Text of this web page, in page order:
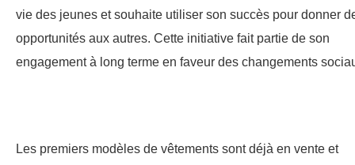
vie des jeunes et souhaite utiliser son succès pour donner
opportunités aux autres. Cette initiative fait partie de son
engagement à long terme en faveur des changements
Les premiers modèles de vêtements sont déjà en vente et